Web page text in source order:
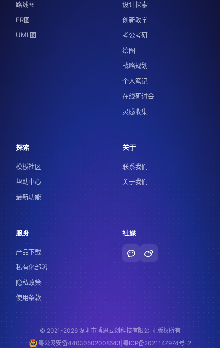
路线图
ER图
UML图
设计探索
创新教学
考公考研
绘图
战略规划
个人笔记
在线研讨会
灵感收集
探索
模板社区
帮助中心
最新功能
关于
联系我们
关于我们
服务
产品下载
私有化部署
隐私政策
使用条款
社媒
© 2021-2026 深圳市博思云创科技有限公司 版权所有
粤公网安备44030502008643 粤ICP备2021147974号-2